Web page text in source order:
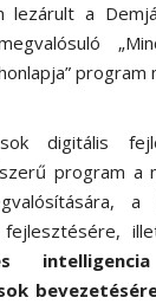
lezárult a
program
digitális
program a
a
fejlesztésére,